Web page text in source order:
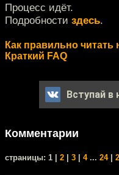
Процесс идёт.
Подробности здесь.
Как правильно читать
Краткий FAQ
Вступай в
Комментарии
cтраницы: 1 | 2 3 4... 24|